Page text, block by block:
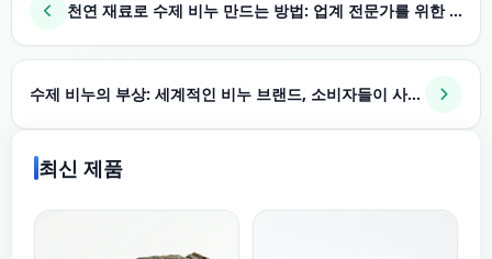
천연 재료로 수제 비누 만드는 방법: 업계 전문가를 위한 완벽 가이드
수제 비누의 부상: 세계적인 비누 브랜드, 소비자들이 사랑하는 이유, 그리고 자체 브랜드 출시 방법
최신 제품